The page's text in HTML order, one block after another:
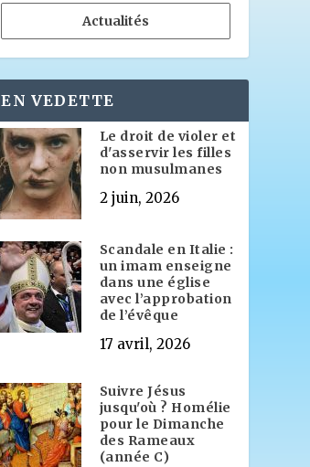
Actualités
EN VEDETTE
Le droit de violer et
d'asservir les filles
non musulmanes
2 juin, 2026
Scandale en Italie :
un imam enseigne
dans une église
avec l’approbation
de l’évêque
17 avril, 2026
Suivre Jésus
jusqu'où ? Homélie
pour le Dimanche
des Rameaux
(année C)